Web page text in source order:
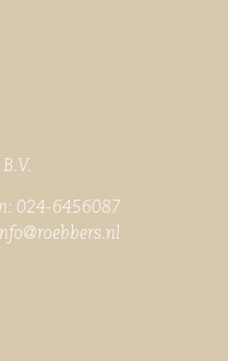
6456087